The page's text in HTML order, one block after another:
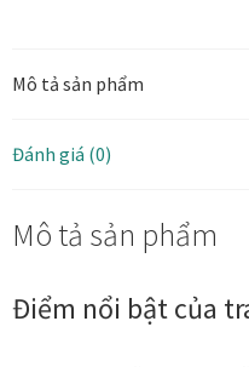
Tranh điêu khắc gỗ
Tranh sơn mài Thư Pháp
Trống Đồng Collection
làng
Việt
số
Mô tả sản phẩm
Đánh giá (0)
Mô tả sản phẩm
Điểm nổi bật của